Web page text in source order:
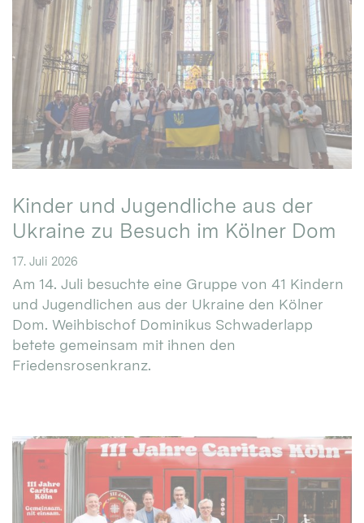
Kinder und Jugendliche aus der
Ukraine zu Besuch im Kölner Dom
17. Juli 2026
Am 14. Juli besuchte eine Gruppe von 41 Kindern
und Jugendlichen aus der Ukraine den Kölner
Dom. Weihbischof Dominikus Schwaderlapp
betete gemeinsam mit ihnen den
Friedensrosenkranz.